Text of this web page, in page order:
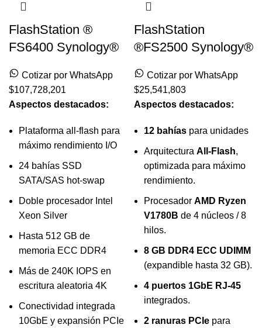
FlashStation ®
FS6400 Synology®
Cotizar por WhatsApp
$107,728,201
Aspectos destacados:
Plataforma all-flash para
máximo rendimiento I/O
24 bahías SSD
SATA/SAS hot-swap
Doble procesador Intel
Xeon Silver
Hasta 512 GB de
memoria ECC DDR4
Más de 240K IOPS en
escritura aleatoria 4K
Conectividad integrada
10GbE y expansión PCIe
FlashStation
®FS2500 Synology®
Cotizar por WhatsApp
$25,541,803
Aspectos destacados:
12 bahías para unidades
Arquitectura All-Flash,
optimizada para máximo
rendimiento.
Procesador AMD Ryzen
V1780B de 4 núcleos / 8
hilos.
8 GB DDR4 ECC UDIMM
(expandible hasta 32 GB).
4 puertos 1GbE RJ-45
integrados.
2 ranuras PCIe para